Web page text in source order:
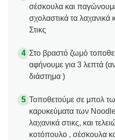
σέσκουλα και
σχολαστικά τα
Στικς
Στο βραστό ζωμό
αφήνουμε για 3 λεπτά
διάστημα )
Τοποθετούμε σε μπολ
καρυκεύματα των
λαχανικά στικς, και
κοτόπουλο , σέσκουλα